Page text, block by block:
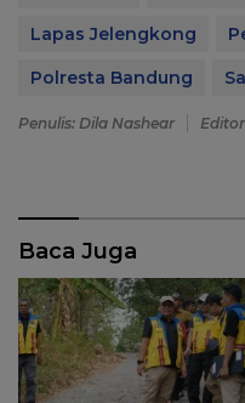
Lapas Jelengkong
Polresta Bandung
Penulis: Dila Nashear
Baca Juga